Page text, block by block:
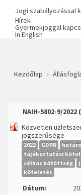
Jogi szabályozással
Hírek
Gyermekjoggal
In English
Kezdőlap
NAIH-5802-9/2022
Közvetlen
jogszerűsége
2022 GDPR
tájékoztatási
célhoz kötöttség
kötelezés
Dátum: